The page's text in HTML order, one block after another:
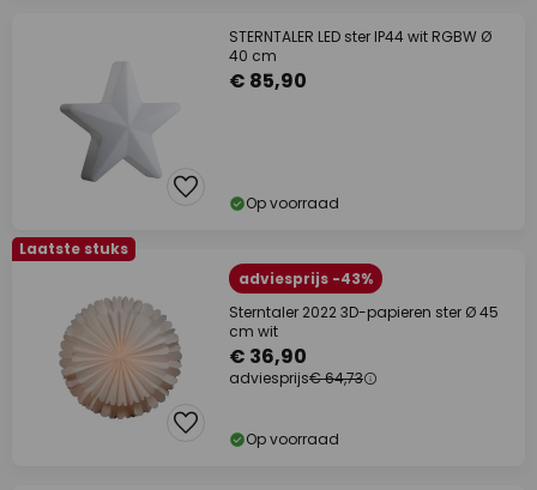
STERNTALER LED ster IP44 wit RGBW Ø
40 cm
€ 85,90
Op voorraad
Laatste stuks
adviesprijs -43%
Sterntaler 2022 3D-papieren ster Ø 45
cm wit
€ 36,90
adviesprijs€ 64,73
Op voorraad